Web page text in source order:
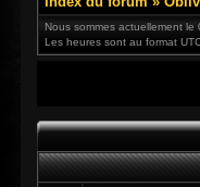
Nous sommes actuellement
Les heures sont au format